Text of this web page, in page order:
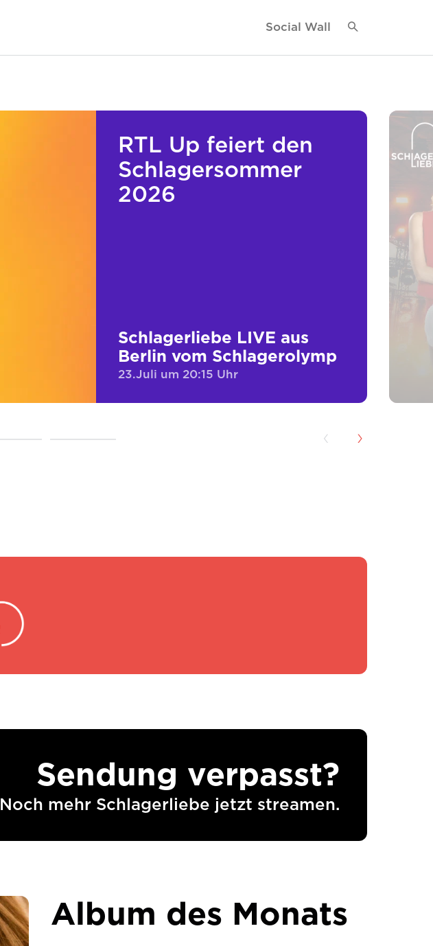
Social Wall
RTL Up feiert den
Schlagersommer
2026
Schlagerliebe LIVE aus
Berlin vom Schlagerolymp
23.Juli um 20:15 Uhr
Sendung verpasst?
Noch mehr Schlagerliebe jetzt streamen.
Album des Monats